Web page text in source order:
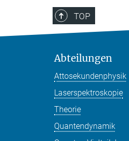
TOP
Abteilungen
Attosekundenphysik
Laserspektroskopie
Theorie
Quantendynamik